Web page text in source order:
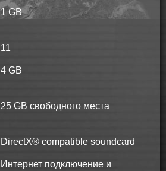
1 GB
11
4 GB
25 GB свободного места
DirectX® compatible soundcard
Интернет подключение и